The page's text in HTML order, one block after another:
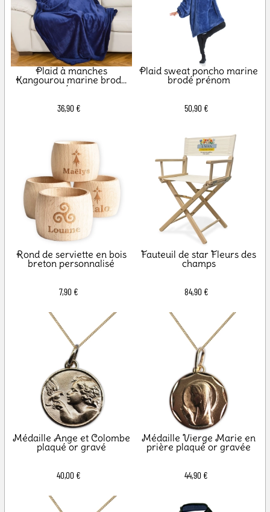
Plaid à manches
Kangourou marine brodé
prénom
36,90 €
Plaid sweat poncho marine
brodé prénom
50,90 €
Rond de serviette en bois
breton personnalisé
7,90 €
Fauteuil de star Fleurs des
champs
84,90 €
Médaille Ange et Colombe
plaqué or gravé
40,00 €
Médaille Vierge Marie en
prière plaqué or gravée
44,90 €